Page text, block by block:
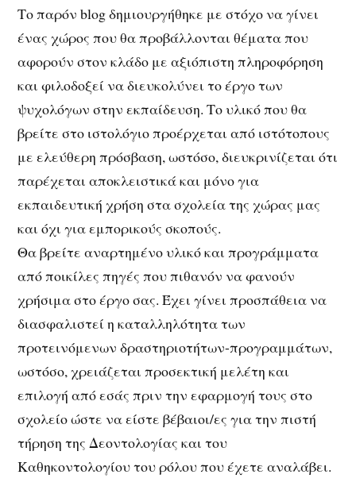
Το παρόν blog δημιουργήθηκε με στόχο να γίνει
ένας χώρος που θα προβάλλονται θέματα που
αφορούν στον κλάδο με αξιόπιστη πληροφόρηση
και φιλοδοξεί να διευκολύνει το έργο των
ψυχολόγων στην εκπαίδευση. Το υλικό που θα
βρείτε στο ιστολόγιο προέρχεται από ιστότοπους
με ελεύθερη πρόσβαση, ωστόσο, διευκρινίζεται ότι
παρέχεται αποκλειστικά και μόνο για
εκπαιδευτική χρήση στα σχολεία της χώρας μας
και όχι για εμπορικούς σκοπούς.
Θα βρείτε αναρτημένο υλικό και προγράμματα
από ποικίλες πηγές που πιθανόν να φανούν
χρήσιμα στο έργο σας. Έχει γίνει προσπάθεια να
διασφαλιστεί η καταλληλότητα των
προτεινόμενων δραστηριοτήτων-προγραμμάτων,
ωστόσο, χρειάζεται προσεκτική μελέτη και
επιλογή από εσάς πριν την εφαρμογή τους στο
σχολείο ώστε να είστε βέβαιοι/ες για την πιστή
τήρηση της Δεοντολογίας και του
Καθηκοντολογίου του ρόλου που έχετε αναλάβει.